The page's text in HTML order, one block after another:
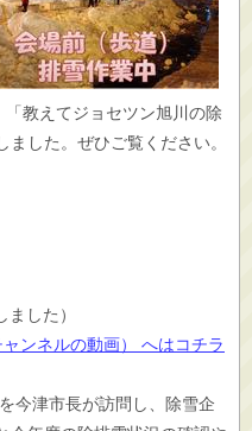
教えてジョセツン旭川の除
した。ぜひご覧ください。
した）
ンネルの動画） へはコチラ
今津市長が訪問し、除雪企